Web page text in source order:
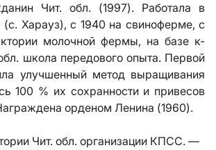
Чит. обл. (1997). Работала в
(с. Харауз), с 1940 на свиноферме, с
молочной фермы, на базе к-
школа передового опыта. Первой
улучшенный метод выращивания
100 % их сохранности и привесов
орденом Ленина (1960).
Чит. обл. организации КПСС. —